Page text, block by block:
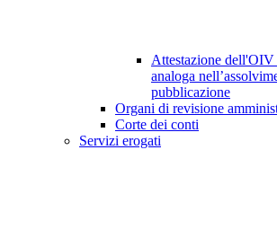
Attestazione dell'OIV
analoga
pubblicazione
Organi di revisione
Corte dei conti
Servizi erogati